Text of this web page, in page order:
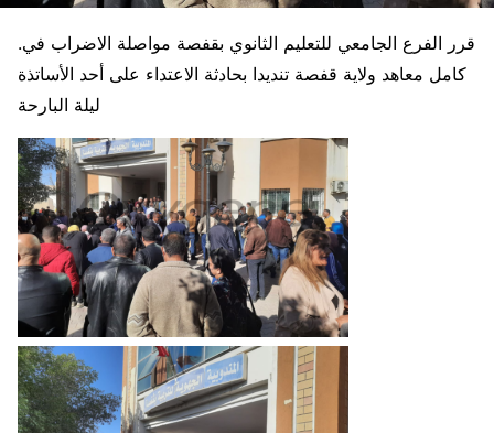
.قرر الفرع الجامعي للتعليم الثانوي بقفصة مواصلة الاضراب في
كامل معاهد ولاية قفصة تنديدا بحادثة الاعتداء على أحد الأساتذة
ليلة البارحة